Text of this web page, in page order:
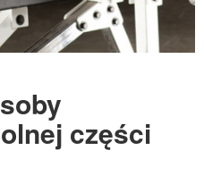
części